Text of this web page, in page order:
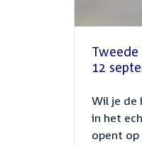
12
Wil je de
in het
opent op